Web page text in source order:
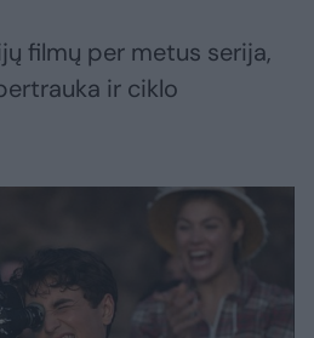
filmų per metus serija,
ir ciklo